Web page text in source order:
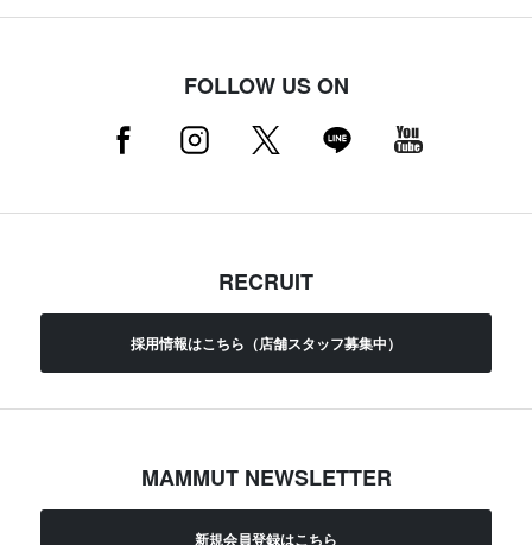
FOLLOW US ON
RECRUIT
採用情報はこちら（店舗スタッフ募集中）
MAMMUT NEWSLETTER
新規会員登録はこちら